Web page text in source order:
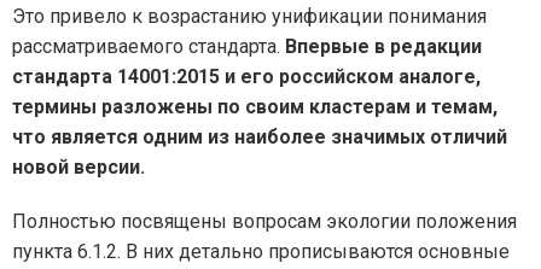
Это привело к возрастанию унификации понимания
рассматриваемого стандарта. Впервые в редакции
стандарта 14001:2015 и его российском аналоге,
термины разложены по своим кластерам и темам,
что является одним из наиболее значимых отличий
новой версии.
Полностью посвящены вопросам экологии положения
пункта 6.1.2. В них детально прописываются основные